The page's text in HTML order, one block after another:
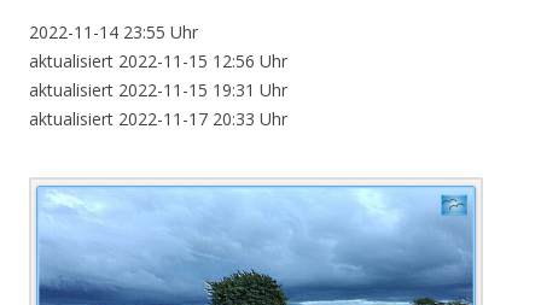
2022-11-14 23:55 Uhr
aktualisiert 2022-11-15 12:56 Uhr
aktualisiert 2022-11-15 19:31 Uhr
aktualisiert 2022-11-17 20:33 Uhr